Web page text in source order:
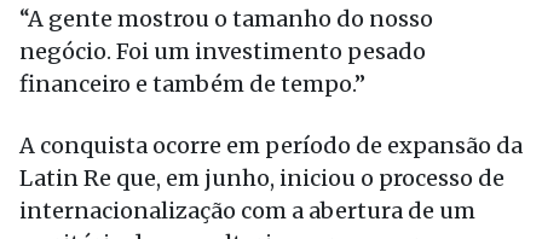
“A gente mostrou o tamanho do nosso
negócio. Foi um investimento pesado
financeiro e também de tempo.”
A conquista ocorre em período de expansão da
Latin Re que, em junho, iniciou o processo de
internacionalização com a abertura de um